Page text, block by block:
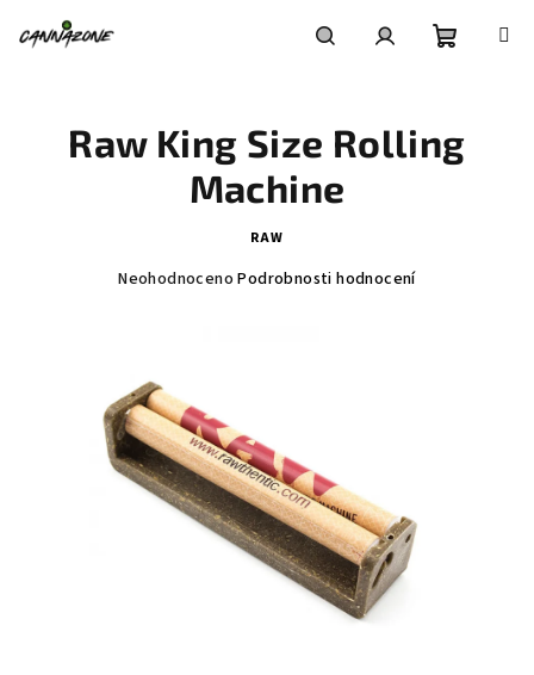
košík
Raw King Size Rolling
Machine
RAW
Neohodnoceno Podrobnosti hodnocení